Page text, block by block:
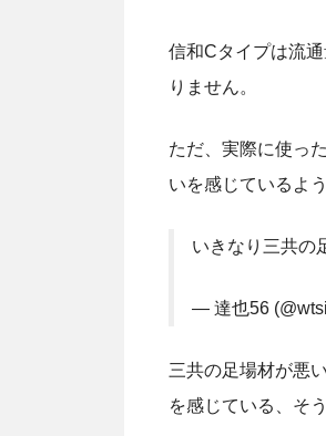
信和Cタイプは流
りません。
ただ、実際に使っ
いを感じているよう
いきなり三共の
— 達也56
三共の足場材が悪
を感じている、そ